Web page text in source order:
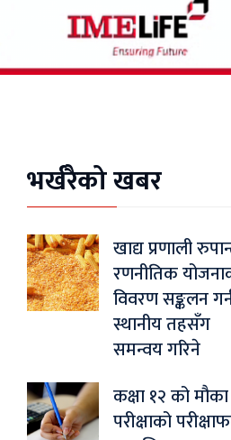
भर्खरैको खबर
खाद्य प्रणाली
रणनीतिक
विवरण सङ्कलन
स्थानीय तहसँग
समन्वय गरिने
कक्षा १२ को मौका
परीक्षाको